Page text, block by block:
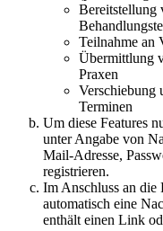
Bereitstellung
Teilnahme an
Übermittlung
Praxen
Verschiebung
Terminen
Um diese Features
unter Angabe von
Mail-Adresse,
registrieren.
Im Anschluss an die
automatisch eine
enthält einen Link